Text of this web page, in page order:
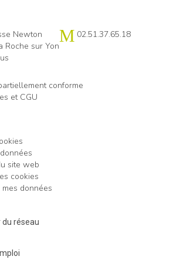
Newton
Roche sur Yon
02.51.37.65.18
conforme
et CGU
site web
cookies
mes données
réseau